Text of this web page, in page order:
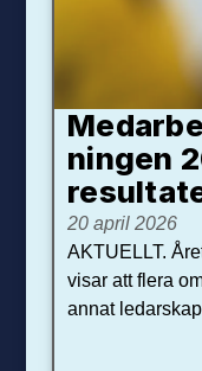
ningen
20 april 2026
AKTUELLT.
visar att flera
annat